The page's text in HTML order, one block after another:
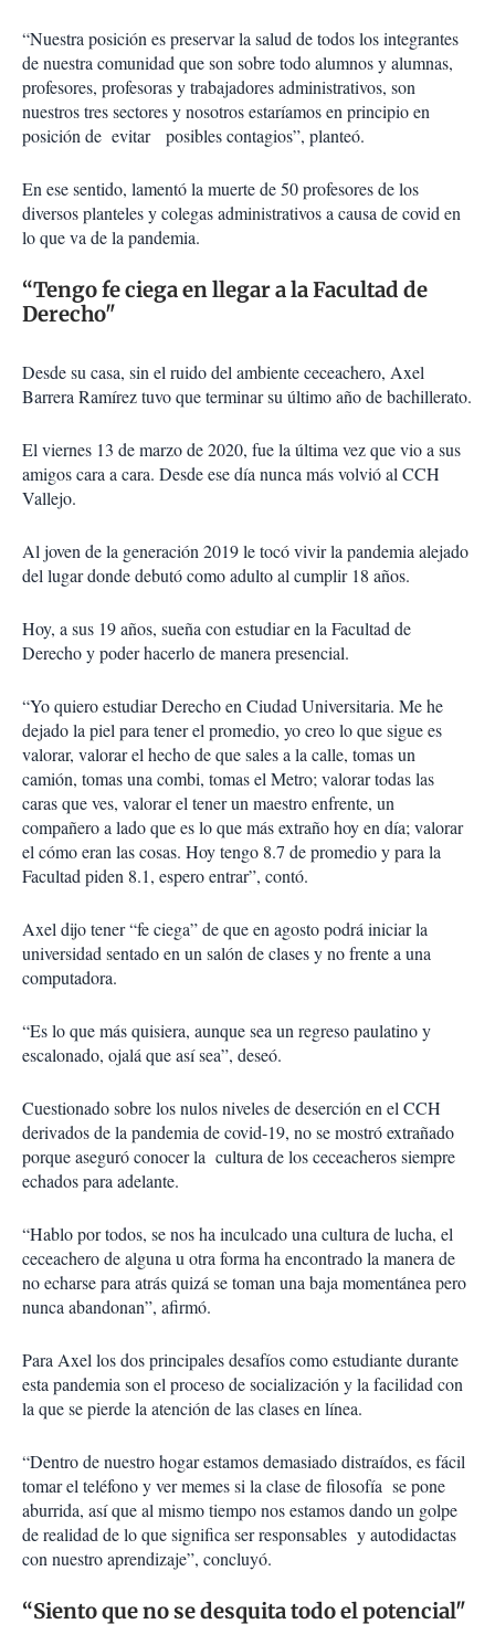
“Nuestra posición es preservar la salud de todos los integrantes
de nuestra comunidad que son sobre todo alumnos y alumnas,
profesores, profesoras y trabajadores administrativos, son
nuestros tres sectores y nosotros estaríamos en principio en
posición de evitar posibles contagios”, planteó.
En ese sentido, lamentó la muerte de 50 profesores de los
diversos planteles y colegas administrativos a causa de covid en
lo que va de la pandemia.
“Tengo fe ciega en llegar a la Facultad de
Derecho"
Desde su casa, sin el ruido del ambiente ceceachero, Axel
Barrera Ramírez tuvo que terminar su último año de bachillerato.
El viernes 13 de marzo de 2020, fue la última vez que vio a sus
amigos cara a cara. Desde ese día nunca más volvió al CCH
Vallejo.
Al joven de la generación 2019 le tocó vivir la pandemia alejado
del lugar donde debutó como adulto al cumplir 18 años.
Hoy, a sus 19 años, sueña con estudiar en la Facultad de
Derecho y poder hacerlo de manera presencial.
“Yo quiero estudiar Derecho en Ciudad Universitaria. Me he
dejado la piel para tener el promedio, yo creo lo que sigue es
valorar, valorar el hecho de que sales a la calle, tomas un
camión, tomas una combi, tomas el Metro; valorar todas las
caras que ves, valorar el tener un maestro enfrente, un
compañero a lado que es lo que más extraño hoy en día; valorar
el cómo eran las cosas. Hoy tengo 8.7 de promedio y para la
Facultad piden 8.1, espero entrar”, contó.
Axel dijo tener “fe ciega” de que en agosto podrá iniciar la
universidad sentado en un salón de clases y no frente a una
computadora.
“Es lo que más quisiera, aunque sea un regreso paulatino y
escalonado, ojalá que así sea”, deseó.
Cuestionado sobre los nulos niveles de deserción en el CCH
derivados de la pandemia de covid-19, no se mostró extrañado
porque aseguró conocer la cultura de los ceceacheros siempre
echados para adelante.
“Hablo por todos, se nos ha inculcado una cultura de lucha, el
ceceachero de alguna u otra forma ha encontrado la manera de
no echarse para atrás quizá se toman una baja momentánea pero
nunca abandonan”, afirmó.
Para Axel los dos principales desafíos como estudiante durante
esta pandemia son el proceso de socialización y la facilidad con
la que se pierde la atención de las clases en línea.
“Dentro de nuestro hogar estamos demasiado distraídos, es fácil
tomar el teléfono y ver memes si la clase de filosofía se pone
aburrida, así que al mismo tiempo nos estamos dando un golpe
de realidad de lo que significa ser responsables y autodidactas
con nuestro aprendizaje”, concluyó.
“Siento que no se desquita todo el potencial"